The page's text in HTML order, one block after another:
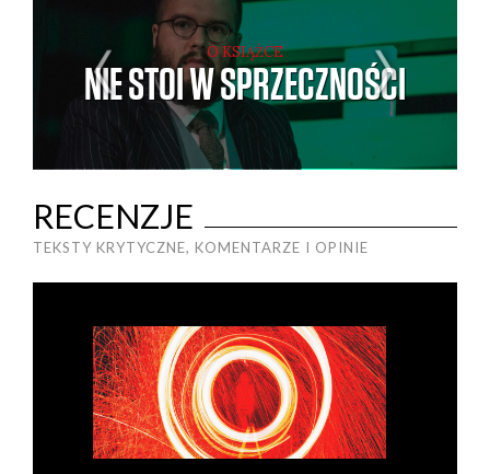
O KSIĄŻCE
NIE STOI W SPRZECZNOŚCI
RECENZJE
TEKSTY KRYTYCZNE, KOMENTARZE I OPINIE